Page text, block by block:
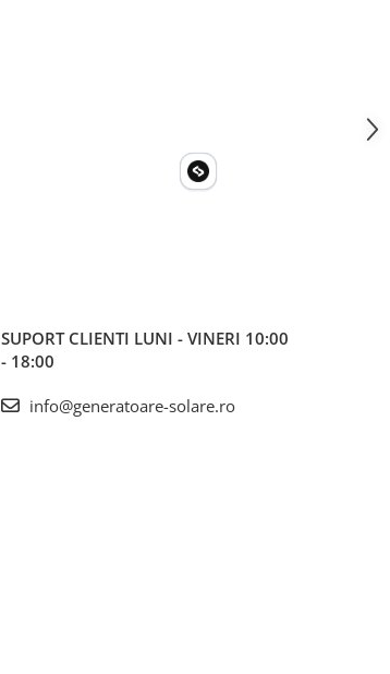
SUPORT CLIENTI LUNI - VINERI 10:00
- 18:00
info@generatoare-solare.ro